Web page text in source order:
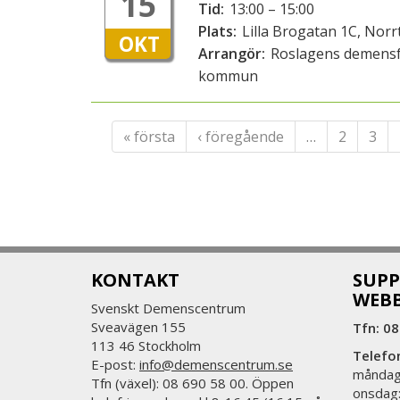
OKT
Tid: 13:00 – 15:00
Plats: Lilla Brogatan 1C,
Arrangör: Roslagens
kommun
« första ‹ föregående … 2 3
KONTAKT
Svenskt Demenscentrum
Sveavägen 155
113 46 Stockholm
E-post: info@demenscentrum.se
Tfn (växel): 08 690 58 00. Öppen
Tfn: